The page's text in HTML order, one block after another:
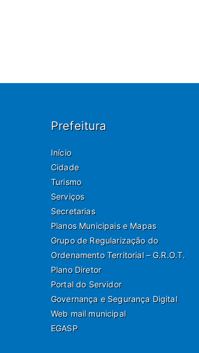
Prefeitura
Início
Cidade
Turismo
Serviços
Secretarias
Planos Municipais e Mapas
Grupo de Regularização do
Ordenamento Territorial – G.R.O.T.
Plano Diretor
Portal do Servidor
Governança e Segurança Digital
Web mail municipal
EGASP